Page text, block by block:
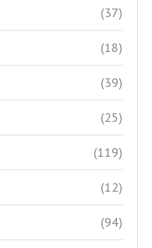
(37)
(18)
(39)
(25)
(119)
(12)
(94)